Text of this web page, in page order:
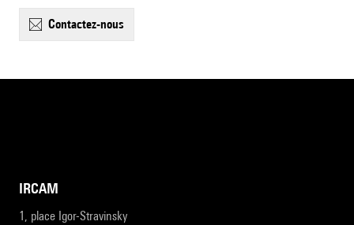
contactez-nous
IRCAM
1, place Igor-Stravinsky